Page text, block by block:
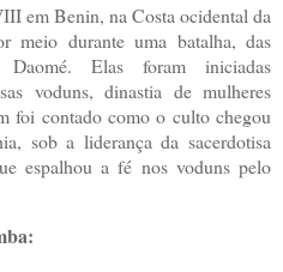
em Benin, na Costa ocidental da
meio durante uma batalha, das
Elas foram iniciadas
voduns, dinastia de mulheres
foi contado como o culto chegou
sob a liderança da sacerdotisa
espalhou a fé nos voduns pelo